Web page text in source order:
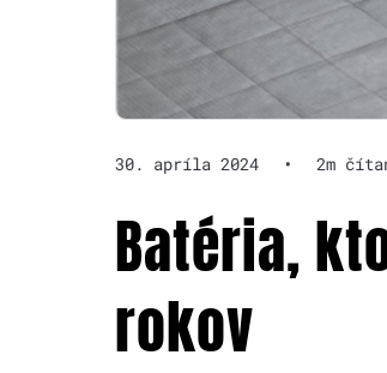
30. apríla 2024 • 2m
Batéria,
rokov